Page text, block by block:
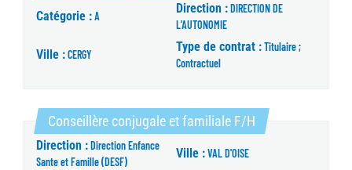
Catégorie :A
Direction :DIRECTION DE
L'AUTONOMIE
Ville :CERGY
Type de contrat :Titulaire ;
Contractuel
Conseillère conjugale et familiale F/H (Nouvelle
Direction :Direction Enfance
Sante et Famille (DESF)
Ville :VAL D'OISE